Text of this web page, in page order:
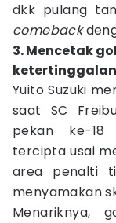
dkk pulang
comeback
3. Mencetak
ketertinggalan
Yuito Suzuki
saat SC
pekan ke-18
tercipta usai
area penalti
menyamakan
Menariknya,